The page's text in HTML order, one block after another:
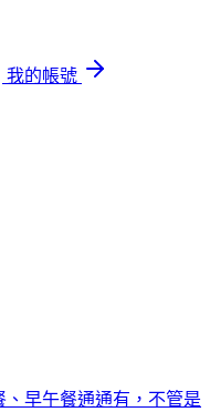
我的帳號
、早午餐通通有，不管是